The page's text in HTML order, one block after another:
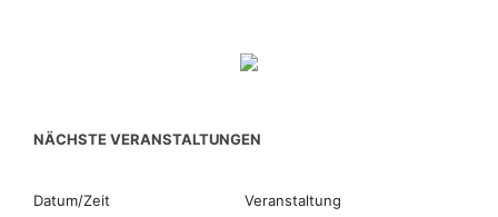
NÄCHSTE VERANSTALTUNGEN
Datum/Zeit Veranstaltung